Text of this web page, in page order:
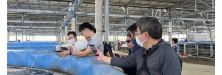
本人並未親自出庭，而是委由律師團應訊。她透過聲明表
示，由律師代表出庭並不代表逃避責任，也不意味缺乏透明
度，而是依法行使訴訟權利。庭審甫開始，檢辯雙方即因程
序問題激烈交鋒，辯方主張彈劾程序違反憲法，並批評檢方
將彈劾案當作刑事案件偵辦；檢方則強調，全案完全依照參
議院彈劾規則進行，法官一度出面要求雙方停止爭論，避免